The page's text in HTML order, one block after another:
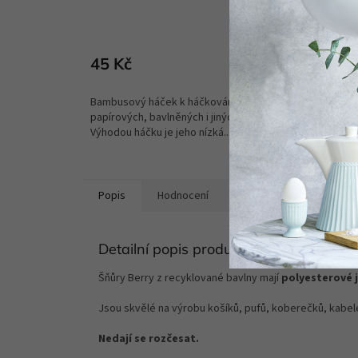
45 Kč DETAIL
Bambusový háček k háčkování z
papírových, bavlněných i jiných přízí.
Výhodou háčku je jeho nízká...
od
Háčky
i
Popis Hodnocení Diskuze
Detailní popis produktu
Šňůry Berry z recyklované bavlny mají polyesterové
Jsou skvělé na výrobu košíků, pufů, koberečků,
Nedají se rozčesat.